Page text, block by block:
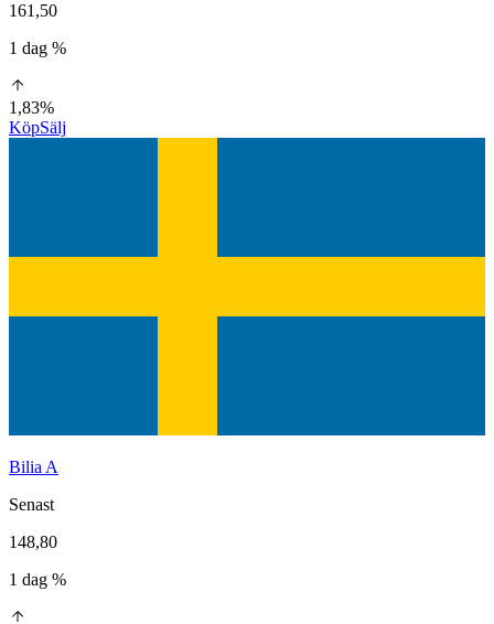
161,50
1 dag %
1,83%
KöpSälj
Bilia A
Senast
148,80
1 dag %